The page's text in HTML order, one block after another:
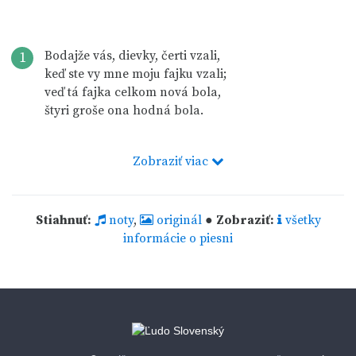
1
Bodajže vás, dievky, čerti vzali,
keď ste vy mne moju fajku vzali;
veď tá fajka celkom nová bola,
štyri groše ona hodná bola.
Zobraziť viac
Stiahnuť: noty, originál● Zobraziť: všetky
informácie o piesni